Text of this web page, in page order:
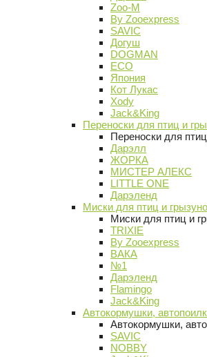
Zoo-M
By Zooexpress
SAVIC
Догуш
DOGMAN
ECO
Япония
Кот Лукас
Xody
Jack&King
Переноски для птиц и
Переноски для
Дарэлл
ЖОРКА
МИСТЕР АЛЕКС
LITTLE ONE
Дарэленд
Миски для птиц и
Миски для птиц и
TRIXIE
By Zooexpress
ВАКА
№1
Дарэленд
Flamingo
Jack&King
Автокормушки,
Автокормушки,
SAVIC
NOBBY